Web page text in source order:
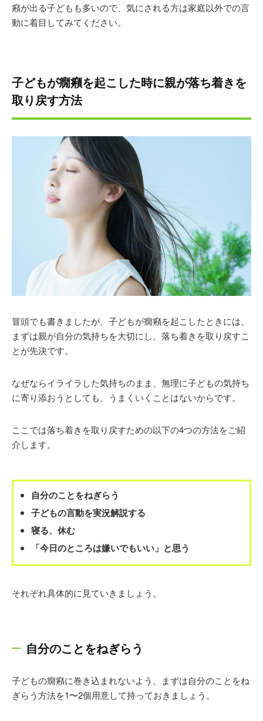
癪が出る子どもも多いので、気にされる方は家庭以外での言
動に着目してみてください。
子どもが癇癪を起こした時に親が落ち着きを
取り戻す方法
冒頭でも書きましたが、子どもが癇癪を起こしたときには、
まずは親が自分の気持ちを大切にし、落ち着きを取り戻すこ
とが先決です。
なぜならイライラした気持ちのまま、無理に子どもの気持ち
に寄り添おうとしても、うまくいくことはないからです。
ここでは落ち着きを取り戻すための以下の4つの方法をご紹
介します。
自分のことをねぎらう
子どもの言動を実況解説する
寝る、休む
「今日のところは嫌いでもいい」と思う
それぞれ具体的に見ていきましょう。
自分のことをねぎらう
子どもの癇癪に巻き込まれないよう、まずは自分のことをね
ぎらう方法を1〜2個用意して持っておきましょう。